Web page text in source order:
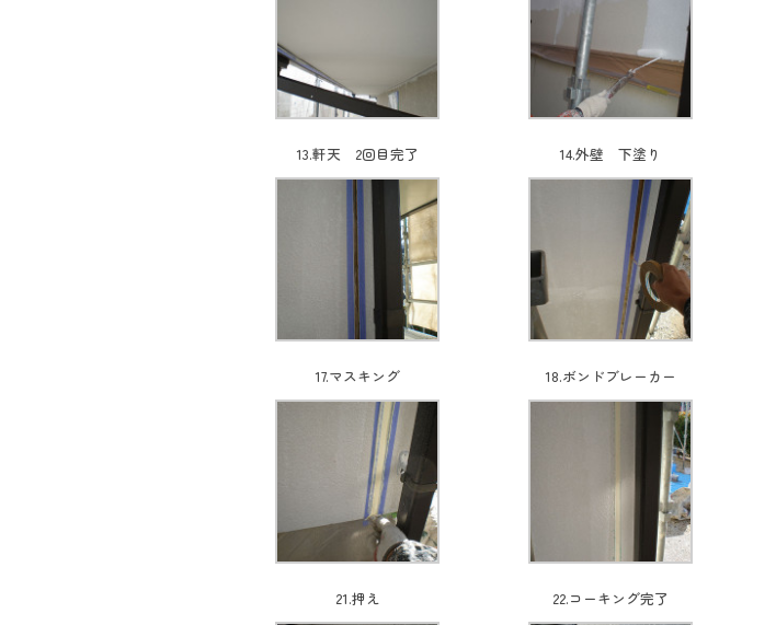
13.軒天 2回目完了 14.外壁 下塗り
17.マスキング 18.ボンドブレーカー
21.押え 22.コーキング完了